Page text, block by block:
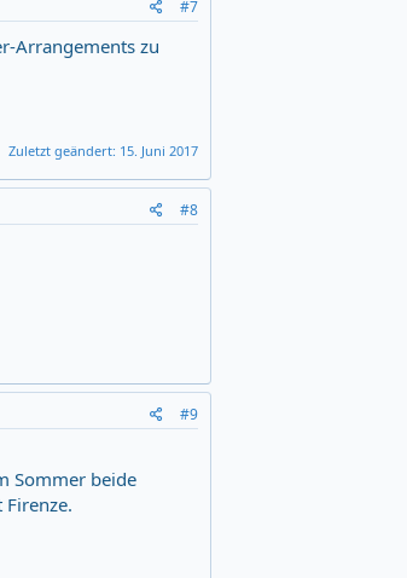
#7
Arrangements zu
Zuletzt geändert: 15. Juni 2017
#8
#9
Sommer beide